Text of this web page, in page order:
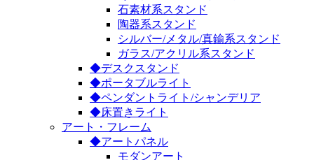
石素材系スタンド
陶器系スタンド
シルバー/メタル/真鍮系スタンド
ガラス/アクリル系スタンド
◆デスクスタンド
◆ポータブルライト
◆ペンダントライト/シャンデリア
◆床置きライト
アート・フレーム
◆アートパネル
モダンアート